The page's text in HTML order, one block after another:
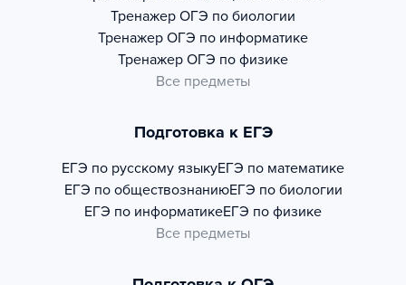
Тренажер ОГЭ по биологии
Тренажер ОГЭ по информатике
Тренажер ОГЭ по физике
Все предметы
Подготовка к ЕГЭ
ЕГЭ по русскому языкуЕГЭ по математике
ЕГЭ по обществознаниюЕГЭ по биологии
ЕГЭ по информатикеЕГЭ по физике
Все предметы